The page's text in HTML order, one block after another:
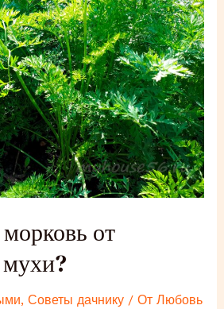
от
, Советы дачнику/ От Любовь